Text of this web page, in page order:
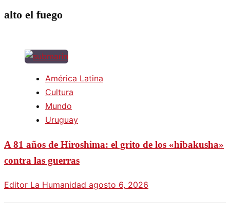
alto el fuego
América Latina
Cultura
Mundo
Uruguay
A 81 años de Hiroshima: el grito de los «hibakusha»
contra las guerras
Editor La Humanidad agosto 6, 2026